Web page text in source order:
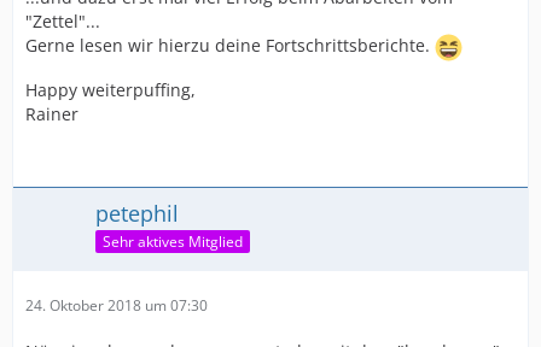
"Zettel"...
Gerne lesen wir hierzu deine Fortschrittsberichte.
Happy weiterpuffing,
Rainer
petephil
Sehr aktives Mitglied
24. Oktober 2018 um 07:30